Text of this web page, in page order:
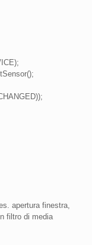
apertura finestra,
filtro di media